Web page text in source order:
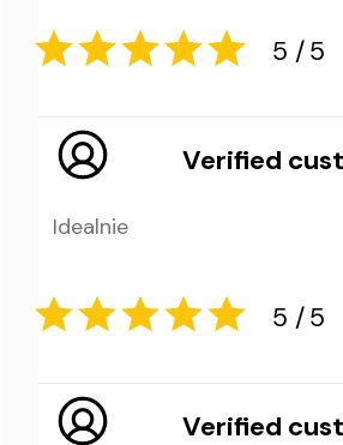
5
Verified
Idealnie
Verified